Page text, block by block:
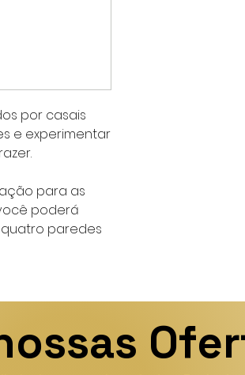
por casais
e experimentar
para as
poderá
paredes